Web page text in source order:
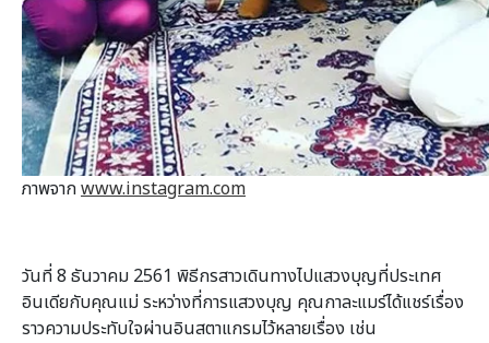
ภาพจากwww.instagram.com
วันที่ 8 ธันวาคม 2561 พิธีกรสาวเดินทางไปแสวงบุญที่ประเทศ
อินเดียกับคุณแม่ ระหว่างที่การแสวงบุญ คุณกาละแมร์ได้แชร์เรื่อง
ราวความประทับใจผ่านอินสตาแกรมไว้หลายเรื่อง เช่น